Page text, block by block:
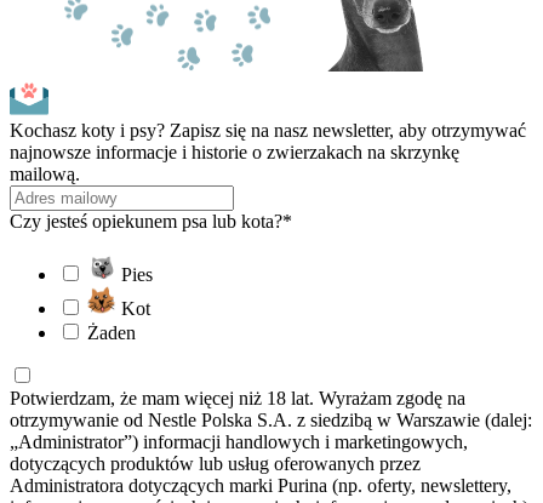
Kochasz koty i psy? Zapisz się na nasz newsletter, aby otrzymywać
najnowsze informacje i historie o zwierzakach na skrzynkę
mailową.
Czy jesteś opiekunem psa lub kota?*
Pies
Kot
Żaden
Potwierdzam, że mam więcej niż 18 lat. Wyrażam zgodę na
otrzymywanie od Nestle Polska S.A. z siedzibą w Warszawie (dalej:
„Administrator”) informacji handlowych i marketingowych,
dotyczących produktów lub usług oferowanych przez
Administratora dotyczących marki Purina (np. oferty, newslettery,